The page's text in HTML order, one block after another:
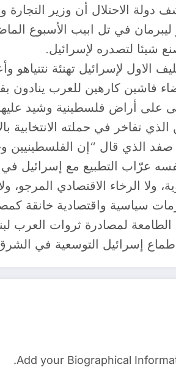
الاحتلال أن وزير التجارة
ليبرمان في تل ابيب الأسبوع
شيئا لتصدره لإسرائيل.
الاول لإسرائيل تهنئة
فاشين كارهين للعرب ينادون
على أراض فلسطينية وشيد
الذي تفاخر في حملته
الذي قال “إن الفلسطينيين
عرّاب التطبيع مع إسرائيل في
ولا الرخاء الاقتصادي
سياسية واقتصادية خانقة
لمصادرة ثروات العرب
إسرائيل التوسعية في
Add your Biographical